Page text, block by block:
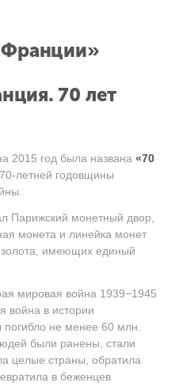
70 лет
2015 год была названа «70
70-летней годовщины
Парижский монетный двор,
монета и линейка монет
имеющих единый
мировая война 1939−1945
война в истории
не менее 60 млн.
были ранены, стали
целые страны, обратила
в беженцев